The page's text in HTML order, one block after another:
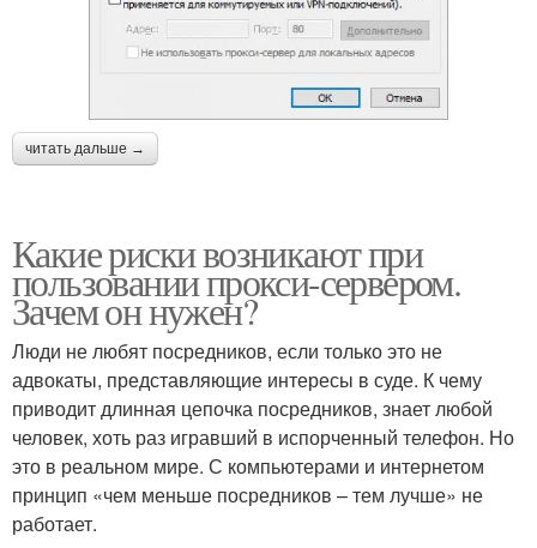
читать дальше →
Какие риски возникают при
пользовании прокси-сервером.
Зачем он нужен?
Люди не любят посредников, если только это не
адвокаты, представляющие интересы в суде. К чему
приводит длинная цепочка посредников, знает любой
человек, хоть раз игравший в испорченный телефон. Но
это в реальном мире. С компьютерами и интернетом
принцип «чем меньше посредников – тем лучше» не
работает.